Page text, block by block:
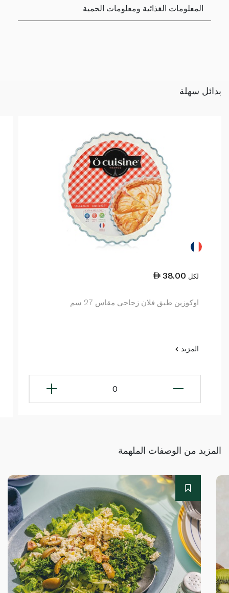
المعلومات الغذائية ومعلومات الحمية
بدائل سهلة
38.00 لكل
اوكوزين طبق فلان زجاجي مقاس 27 سم
المزيد
0
المزيد من الوصفات الملهمة